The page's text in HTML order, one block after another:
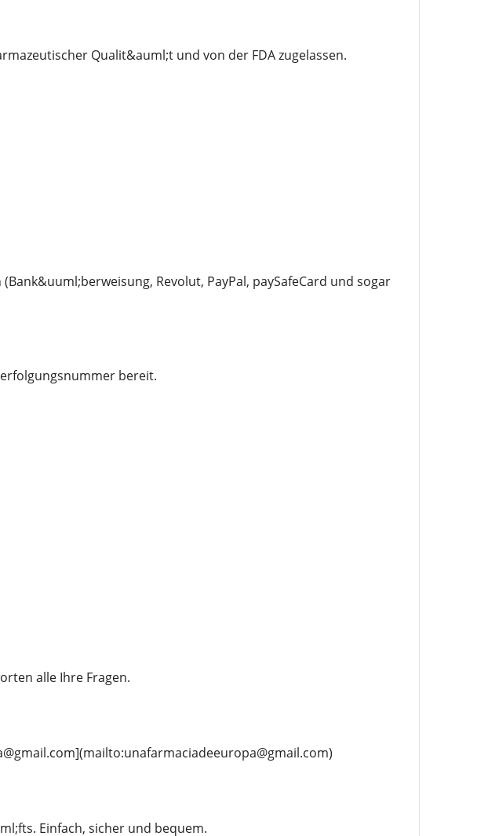
Qualit&auml;t und von der FDA zugelassen.
Revolut, PayPal, paySafeCard und sogar
bereit.
alle Ihre Fragen.
Einfach, sicher und bequem.